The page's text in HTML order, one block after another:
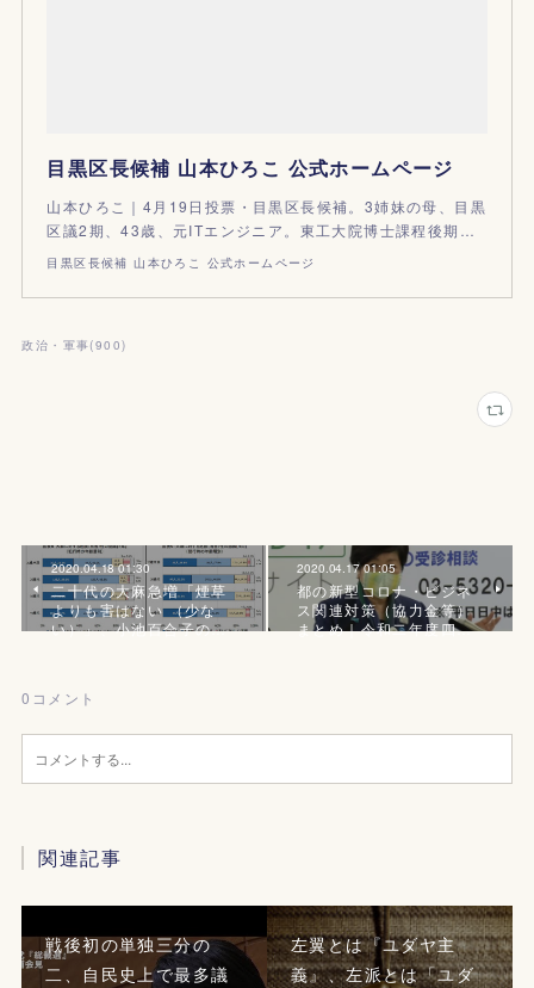
目黒区長候補 山本ひろこ 公式ホームページ
山本ひろこ｜4月19日投票・目黒区長候補。3姉妹の母、目黒
区議2期、43歳、元ITエンジニア。東工大院博士課程後期…
目黒区長候補 山本ひろこ 公式ホームページ
政治・軍事(900)
2020.04.18 01:30
二十代の大麻急増「煙草
よりも害はない （少な
い）」、小池百合子の…
2020.04.17 01:05
都の新型コロナ・ビジネ
ス関連対策（協力金等）
まとめ｜令和二年度四…
0 コメント
関連記事
戦後初の単独三分の
二、自民史上で最多議
左翼とは『ユダヤ主
義』、左派とは「ユダ